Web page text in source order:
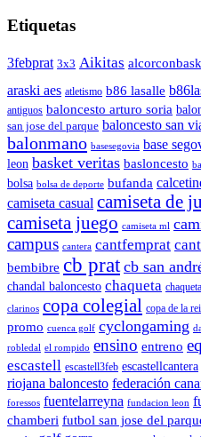
Etiquetas
3febprat 3x3 Aikitas
araski aes atletismo b86 lasalle
antiguos baloncesto arturo soria
san jose del parque baloncesto san
balonmano basesegovia base
leon basket veritas basloncesto
bolsa bolsa de deporte bufanda
camiseta casual camiseta de
camiseta juego camiseta ml
campus cantera cantfemprat
bembibre cb prat cb san
chandal baloncesto chaqueta
clarinos copa colegial copa de la
promo cuenca golf cyclongaming
robledal el rompido ensino entreno
escastell escastell3feb escastellcantera
riojana baloncesto federación
foressos fuentelarreyna fundacion leon
chamberi futbol san jose del